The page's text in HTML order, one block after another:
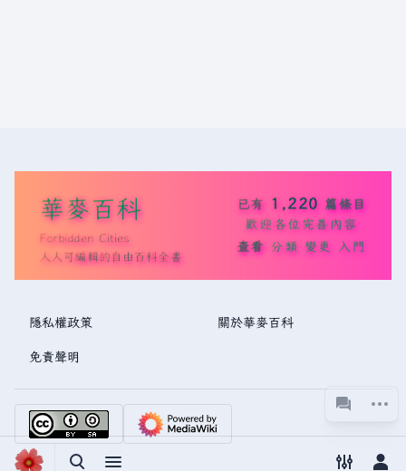
華麥百科
Forbidden Cities
人人可編輯的自由百科全書
已有 1,220 篇條目
歡迎各位完善內容
查看 分類 變更 入門
隱私權政策 關於華麥百科
免責聲明